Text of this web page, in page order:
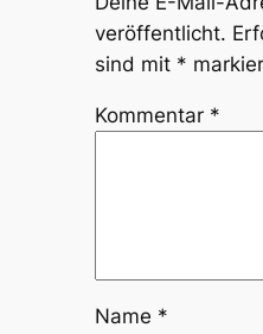
veröffentlicht.
sind mit *
Kommentar *
Name *